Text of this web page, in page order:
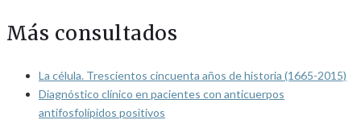
Más consultados
La célula. Trescientos cincuenta años de historia (1665-2015)
Diagnóstico clínico en pacientes con anticuerpos
antifosfolípidos positivos